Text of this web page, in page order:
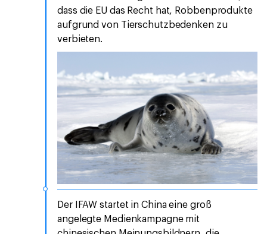
dass die EU das Recht hat, Robbenprodukte
aufgrund von Tierschutzbedenken zu
verbieten.
Der IFAW startet in China eine groß
angelegte Medienkampagne mit